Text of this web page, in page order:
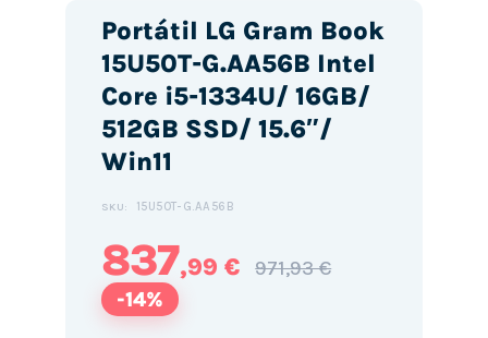
Portátil LG Gram Book
15U50T-G.AA56B Intel
Core i5-1334U/ 16GB/
512GB SSD/ 15.6″/
Win11
SKU: 15U50T-G.AA56B
837,99 € 971,93 €
-14%